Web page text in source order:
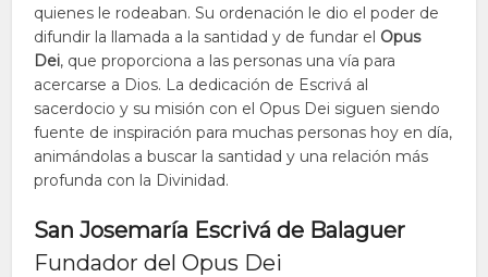
quienes le rodeaban. Su ordenación le dio el poder de
difundir la llamada a la santidad y de fundar el Opus
Dei, que proporciona a las personas una vía para
acercarse a Dios. La dedicación de Escrivá al
sacerdocio y su misión con el Opus Dei siguen siendo
fuente de inspiración para muchas personas hoy en día,
animándolas a buscar la santidad y una relación más
profunda con la Divinidad.
San Josemaría Escrivá de Balaguer
Fundador del Opus Dei